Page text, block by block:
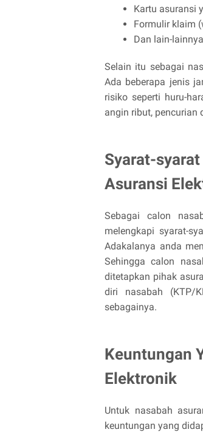
Kartu asuransi
Formulir klaim
Dan lain-
Selain itu sebagai
Ada beberapa jenis
risiko seperti huru-
angin ribut, pencurian
Syarat-
Asuransi
Sebagai calon
melengkapi syarat-
Adakalanya anda
Sehingga calon
ditetapkan pihak
diri nasabah (KTP/
sebagainya.
Keuntungan
Elektronik
Untuk nasabah
keuntungan yang